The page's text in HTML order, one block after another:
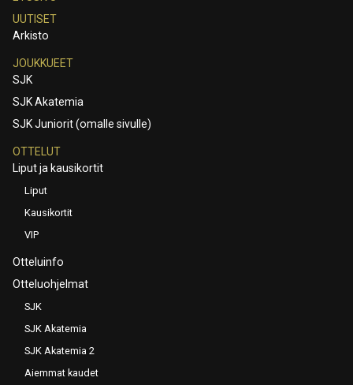
UUTISET
Arkisto
JOUKKUEET
SJK
SJK Akatemia
SJK Juniorit (omalle sivulle)
OTTELUT
Liput ja kausikortit
Liput
Kausikortit
VIP
Otteluinfo
Otteluohjelmat
SJK
SJK Akatemia
SJK Akatemia 2
Aiemmat kaudet